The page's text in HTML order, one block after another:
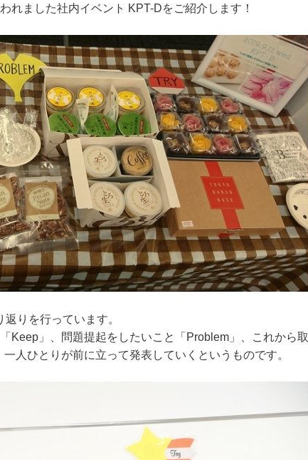
れました社内イベント KPT-Dをご紹介します！
りを行っています。
Keep」、問題提起をしたいこと「Problem」、これから取
人ひとりが前に立って発表していくというものです。